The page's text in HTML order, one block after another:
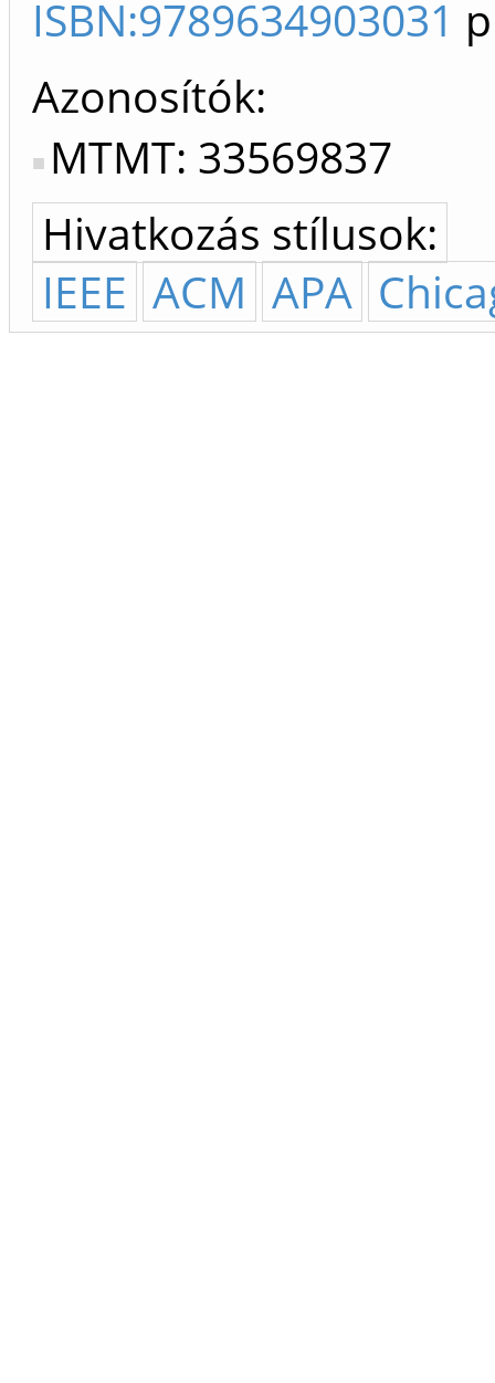
ISBN:9789634903031
Azonosítók
MTMT: 33569837
Hivatkozás stílusok:
IEEE ACM APA